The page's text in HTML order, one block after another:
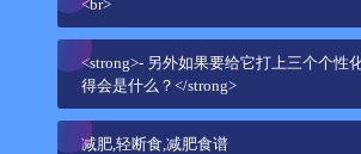
<br>
<strong>- 另外如果要给它打上三个个性
得会是什么？</strong>
减肥,轻断食,减肥食谱